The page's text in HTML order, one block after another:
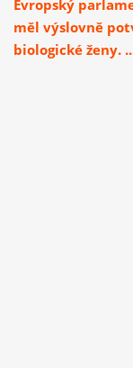
Evropský
měl výslovně
biologické ženy.